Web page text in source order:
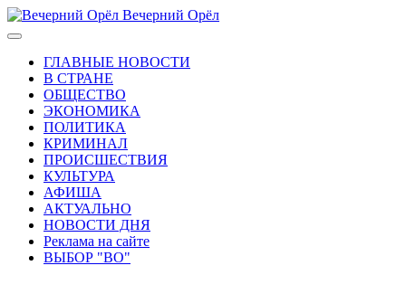
Вечерний Орёл
ГЛАВНЫЕ НОВОСТИ
В СТРАНЕ
ОБЩЕСТВО
ЭКОНОМИКА
ПОЛИТИКА
КРИМИНАЛ
ПРОИСШЕСТВИЯ
КУЛЬТУРА
АФИША
АКТУАЛЬНО
НОВОСТИ ДНЯ
Реклама на сайте
ВЫБОР "ВО"